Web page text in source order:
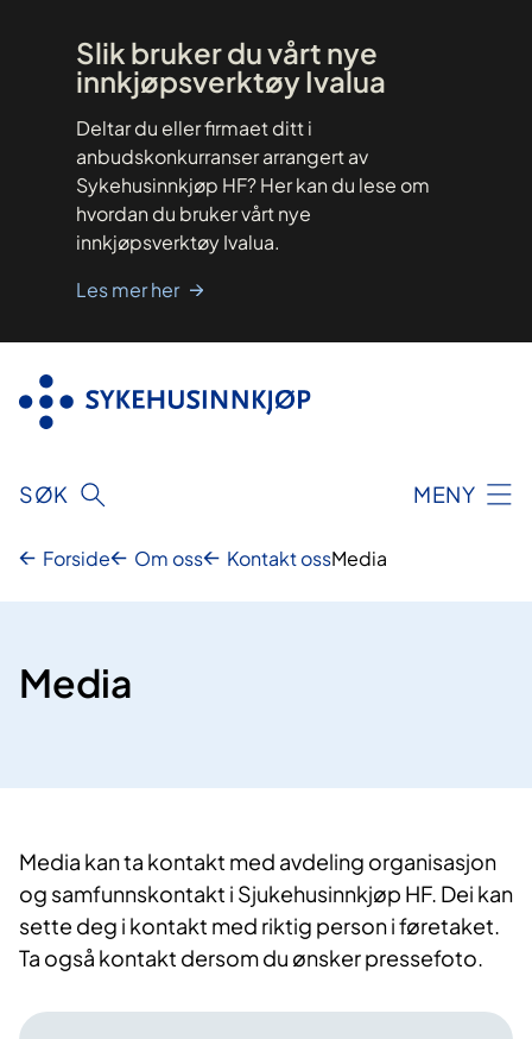
Slik bruker du vårt nye
innkjøpsverktøy Ivalua
Deltar du eller firmaet ditt i
anbudskonkurranser arrangert av
Sykehusinnkjøp HF? Her kan du lese om
hvordan du bruker vårt nye
innkjøpsverktøy Ivalua.
Les mer her
SØK MENY
Forside Om oss Kontakt ossMedia
Media
​Media kan ta kontakt med avdeling organisasjon
og samfunnskontakt ​i Sjukehusinnkjøp HF. Dei kan
sette deg i kontakt med riktig person i føretaket.
Ta også kontakt dersom du ønsker pressefoto.​​​